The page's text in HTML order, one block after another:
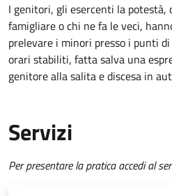
I genitori, gli esercenti la
famigliare o chi ne fa le veci,
prelevare i minori presso i punti
orari stabiliti, fatta salva una
genitore alla salita e discesa in
Servizi
Per presentare la pratica accedi al